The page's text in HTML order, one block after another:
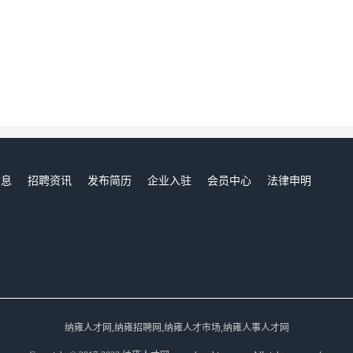
招聘资讯 发布简历 企业入驻 会员中心
法律申明
纳雍人才网,纳雍招聘网,纳雍人才市场,纳雍人事人才网